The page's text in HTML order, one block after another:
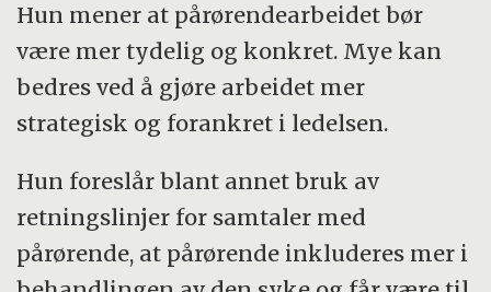
Hun mener at pårørendearbeidet bør
være mer tydelig og konkret. Mye kan
bedres ved å gjøre arbeidet mer
strategisk og forankret i ledelsen.
Hun foreslår blant annet bruk av
retningslinjer for samtaler med
pårørende, at pårørende inkluderes mer i